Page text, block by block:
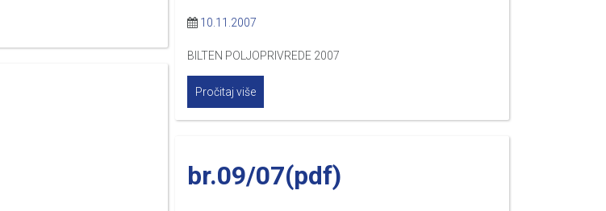
10.11.2007
BILTEN POLJOPRIVREDE 2007
Pročitaj više
br.09/07(pdf)